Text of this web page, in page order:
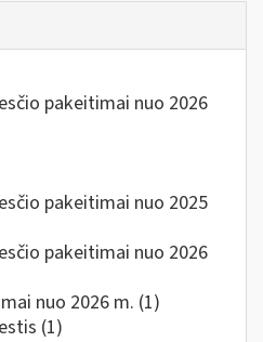
pakeitimai nuo 2026
pakeitimai nuo 2025
pakeitimai nuo 2026
nuo 2026 m. (1)
(1)